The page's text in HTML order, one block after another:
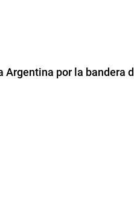
Argentina por la bandera